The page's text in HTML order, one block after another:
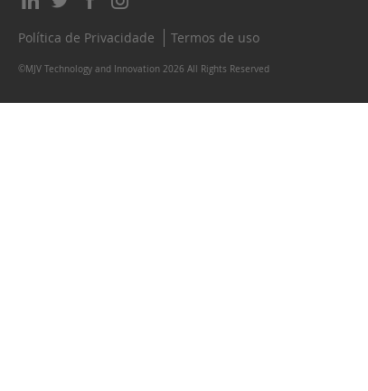
Política de Privacidade Termos de uso
©MJV Technology and Innovation 2026 All Rights Reserved